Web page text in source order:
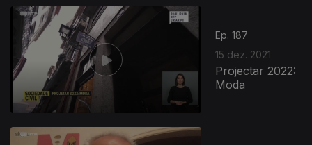
Ep. 187
15 dez. 2021
Projectar 2022:
Moda